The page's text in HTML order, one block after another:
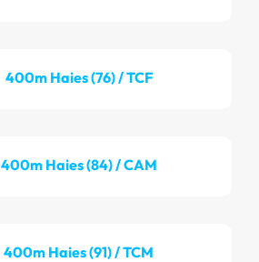
400m Haies (76) / TCF
400m Haies (84) / CAM
400m Haies (91) / TCM